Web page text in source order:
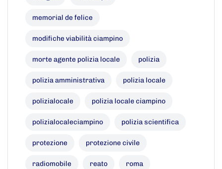
memorial de felice
modifiche viabilità ciampino
morte agente polizia locale polizia
polizia amministrativa polizia locale
polizialocale polizia locale ciampino
polizialocaleciampino polizia scientifica
protezione protezione civile
radiomobile reato roma